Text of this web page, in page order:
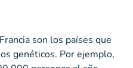
son los países que
genéticos. Por ejemplo,